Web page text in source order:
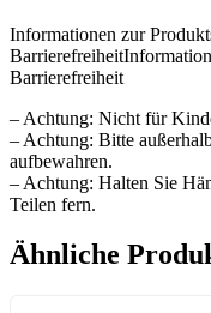
Informationen zur
Barrierefreiheit
– Achtung: Nicht für
– Achtung: Bitte
aufbewahren.
– Achtung: Halten Sie
Teilen fern.
Ähnliche